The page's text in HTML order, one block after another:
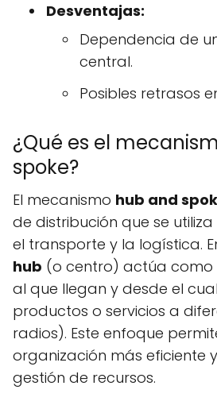
Desventajas:
Dependencia de
central.
Posibles retrasos
¿Qué es el
spoke?
El mecanismo hub and
de distribución que se
el transporte y la logística.
hub (o centro) actúa como
al que llegan y desde el
productos o servicios a
radios). Este enfoque
organización más eficiente
gestión de recursos.